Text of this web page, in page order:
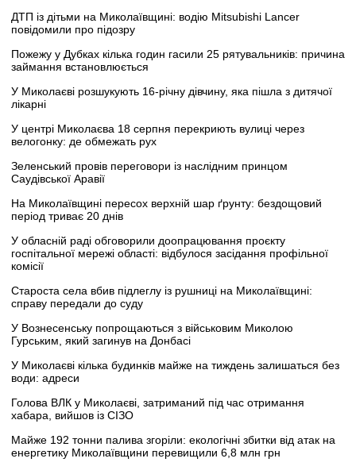
ДТП із дітьми на Миколаївщині: водію Mitsubishi Lancer
повідомили про підозру
Пожежу у Дубках кілька годин гасили 25 рятувальників: причина
займання встановлюється
У Миколаєві розшукують 16-річну дівчину, яка пішла з дитячої
лікарні
У центрі Миколаєва 18 серпня перекриють вулиці через
велогонку: де обмежать рух
Зеленський провів переговори із наслідним принцом
Саудівської Аравії
На Миколаївщині пересох верхній шар ґрунту: бездощовий
період триває 20 днів
У обласній раді обговорили доопрацювання проєкту
госпітальної мережі області: відбулося засідання профільної
комісії
Староста села вбив підлеглу із рушниці на Миколаївщині:
справу передали до суду
У Вознесенську попрощаються з військовим Миколою
Гурським, який загинув на Донбасі
У Миколаєві кілька будинків майже на тиждень залишаться без
води: адреси
Голова ВЛК у Миколаєві, затриманий під час отримання
хабара, вийшов із СІЗО
Майже 192 тонни палива згоріли: екологічні збитки від атак на
енергетику Миколаївщини перевищили 6,8 млн грн